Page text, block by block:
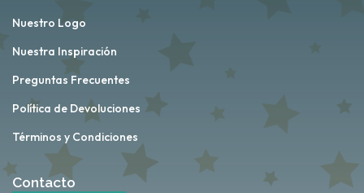
Nuestro Logo
Nuestra Inspiración
Preguntas Frecuentes
Política de Devoluciones
Términos y Condiciones
Contacto